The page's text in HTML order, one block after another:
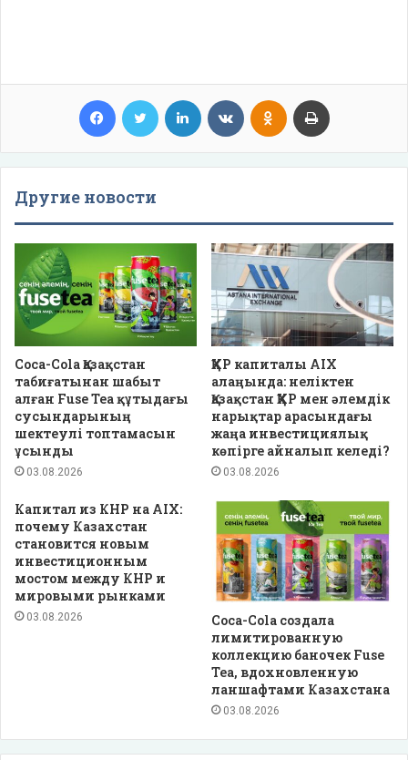
Facebook Twitter LinkedIn VKontakteOdnoklassniki
Другие новости
Coca-Cola Қазақстан
табиғатынан шабыт
алған Fuse Tea құтыдағы
сусындарының
шектеулі топтамасын
ұсынды
03.08.2026
ҚХР капиталы AIX
алаңында: неліктен
Қазақстан ҚХР мен әлемдік
нарықтар арасындағы
жаңа инвестициялық
көпірге айналып келеді?
03.08.2026
Капитал из КНР на AIX:
почему Казахстан
становится новым
инвестиционным
мостом между КНР и
мировыми рынками
03.08.2026
Coca-Cola создала
лимитированную
коллекцию баночек Fuse
Tea, вдохновленную
ланшафтами Казахстана
03.08.2026